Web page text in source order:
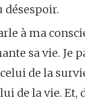
désespoir.
à ma
sa vie. Je
de la
de la vie. Et,